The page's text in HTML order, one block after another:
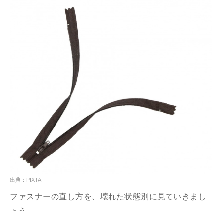
出典：PIXTA
ファスナーの直し方を、壊れた状態別に見ていきまし